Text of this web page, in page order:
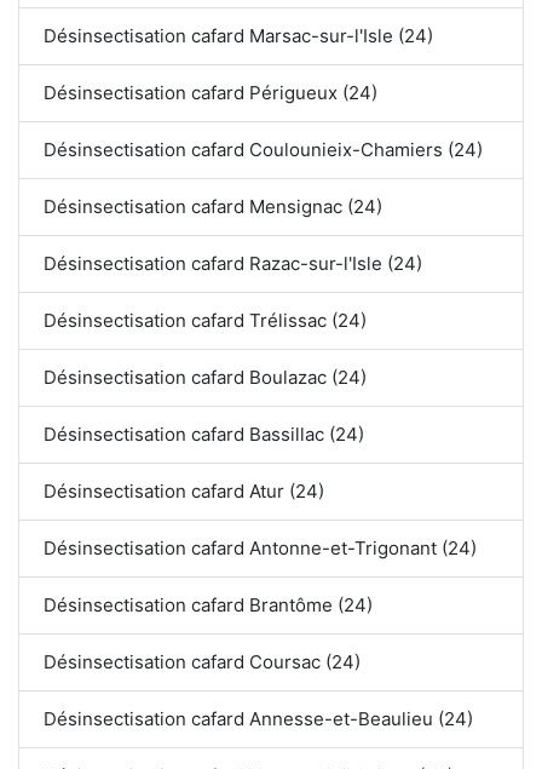
Désinsectisation cafard Marsac-sur-l'Isle (24)
Désinsectisation cafard Périgueux (24)
Désinsectisation cafard Coulounieix-Chamiers (24)
Désinsectisation cafard Mensignac (24)
Désinsectisation cafard Razac-sur-l'Isle (24)
Désinsectisation cafard Trélissac (24)
Désinsectisation cafard Boulazac (24)
Désinsectisation cafard Bassillac (24)
Désinsectisation cafard Atur (24)
Désinsectisation cafard Antonne-et-Trigonant (24)
Désinsectisation cafard Brantôme (24)
Désinsectisation cafard Coursac (24)
Désinsectisation cafard Annesse-et-Beaulieu (24)